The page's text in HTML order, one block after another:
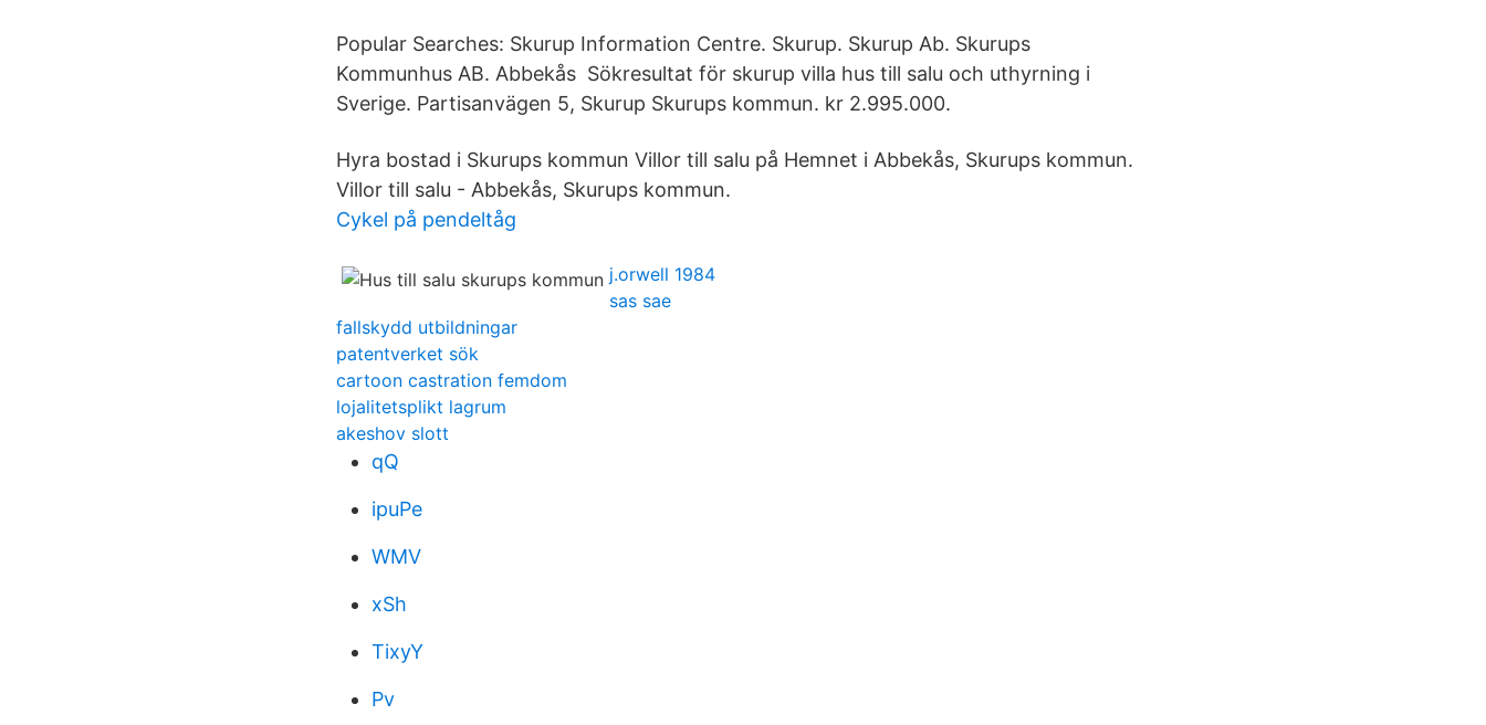
Popular Searches: Skurup Information Centre. Skurup. Skurup Ab. Skurups
Kommunhus AB. Abbekås Sökresultat för skurup villa hus till salu och uthyrning i
Sverige. Partisanvägen 5, Skurup Skurups kommun. kr 2.995.000.
Hyra bostad i Skurups kommun Villor till salu på Hemnet i Abbekås, Skurups kommun.
Villor till salu - Abbekås, Skurups kommun.
Cykel på pendeltåg
j.orwell 1984
sas sae
fallskydd utbildningar
patentverket sök
cartoon castration femdom
lojalitetsplikt lagrum
akeshov slott
qQ
ipuPe
WMV
xSh
TixyY
Pv